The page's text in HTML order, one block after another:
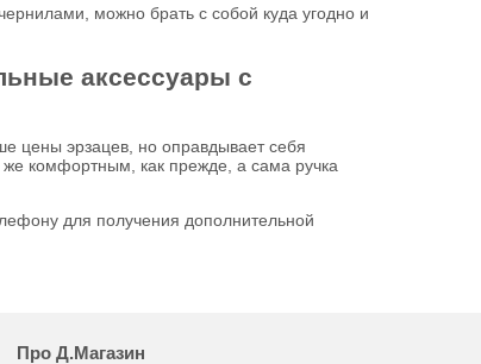
можно брать с собой куда угодно и
аксессуары с
цены эрзацев, но оправдывает себя
комфортным, как прежде, а сама ручка
для получения дополнительной
Про Д.Магазин